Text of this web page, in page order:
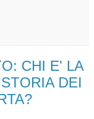
CHI E' LA
DEI